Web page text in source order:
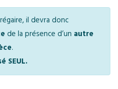
il devra donc
de la présence d’un autre
.
SEUL.